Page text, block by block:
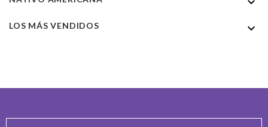
LOS MÁS VENDIDOS 